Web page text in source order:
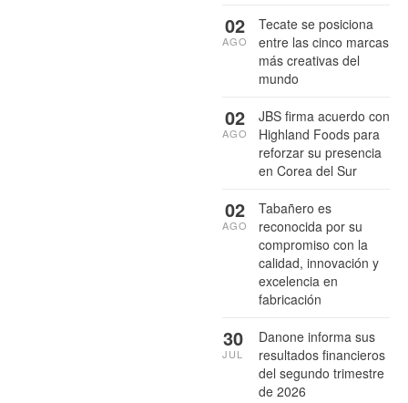
Tecate se posiciona
entre las cinco marcas
más creativas del
mundo
02
AGO
JBS firma acuerdo con
Highland Foods para
reforzar su presencia
en Corea del Sur
02
AGO
Tabañero es
reconocida por su
compromiso con la
calidad, innovación y
excelencia en
fabricación
02
AGO
Danone informa sus
resultados financieros
del segundo trimestre
de 2026
30
JUL